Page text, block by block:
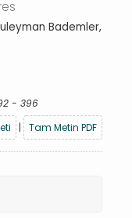
Bademler,
- 396
| Tam Metin PDF